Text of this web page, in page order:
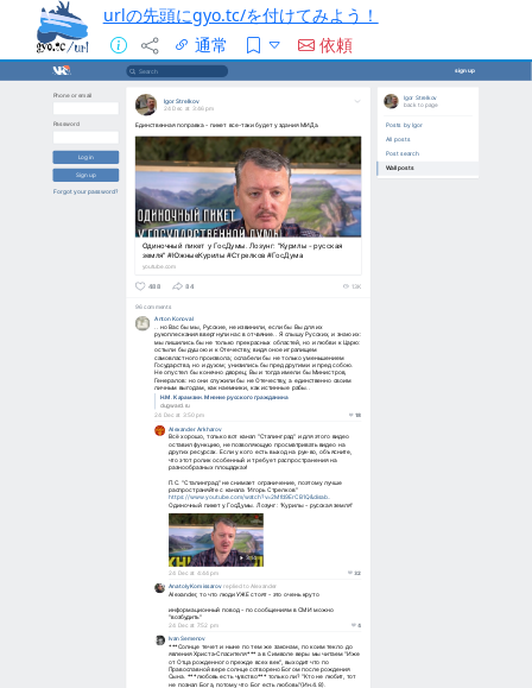
urlの先頭にgyo.tc/を付けてみよう！
通常
依頼